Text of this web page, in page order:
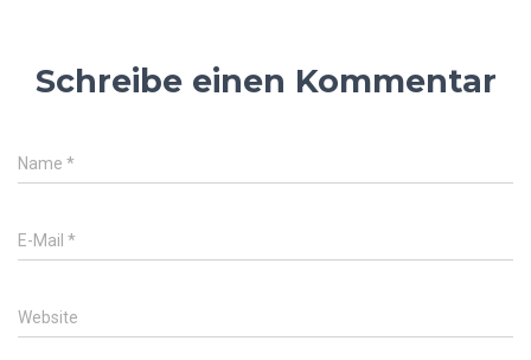
Schreibe einen Kommentar
Name *
E-Mail *
Website